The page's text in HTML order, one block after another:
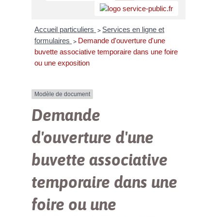
Accueil particuliers > Services en ligne et
formulaires > Demande d'ouverture d'une
buvette associative temporaire dans une foire
ou une exposition
Modèle de document
Demande
d'ouverture d'une
buvette associative
temporaire dans une
foire ou une